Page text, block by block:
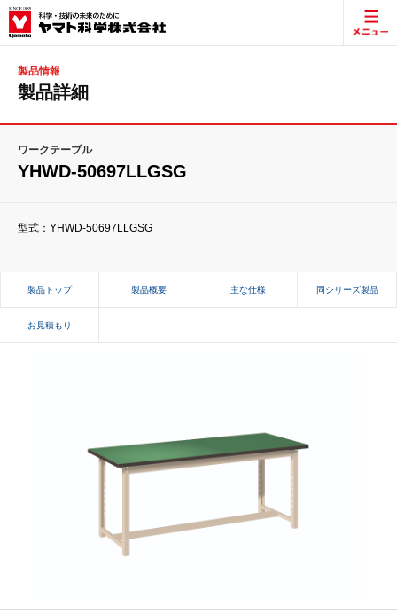
製品情報
製品詳細
ワークテーブル
YHWD-50697LLGSG
型式：YHWD-50697LLGSG
製品トップ 製品概要 主な仕様 同シリーズ製品
お見積もり